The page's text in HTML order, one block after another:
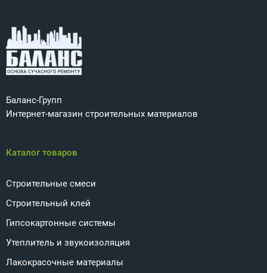
Баланс-Групп
Интернет-магазин строительных материалов
Каталог товаров
Строительные смеси
Строительный клей
Гипсокартонные системы
Утеплитель и звукоизоляция
Лакокрасочные материалы